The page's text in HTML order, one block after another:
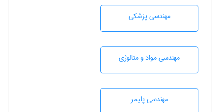
مهندسی پزشکی
مهندسی مواد و متالوژی
مهندسی پليمر